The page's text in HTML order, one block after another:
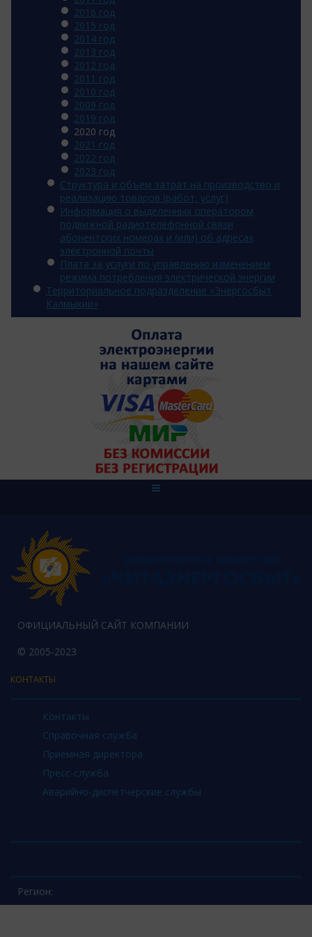
2016 год
2015 год
2014 год
2013 год
2012 год
2011 год
2010 год
2009 год
2019 год
2020 год
2021 год
2022 год
2023 год
Структура и объем затрат на производство и
реализацию товаров (работ, услуг)
Информация о выделенных оператором
подвижной радиотелефонной связи
абонентских номерах и (или) об адресах
электронной почты
Плата за услуги по управлению изменением
режима потребления электрической энергии
Территориальное подразделение «Энергосбыт
Калмыкии»
ОФИЦИАЛЬНЫЙ САЙТ КОМПАНИИ
© 2005-2023
КОНТАКТЫ
Контакты
Справочная служба
Приемная директора
Пресс-служба
Аварийно-диспетчерские службы
Регион: